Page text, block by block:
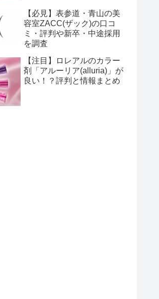
【必見】表参道・青山の美
容室ZACC(ザック)の口コ
ミ・評判や新卒・中途採用
を調査
【注目】ロレアルのカラー
剤「アルーリア(alluria)」が
良い！？評判と情報まとめ